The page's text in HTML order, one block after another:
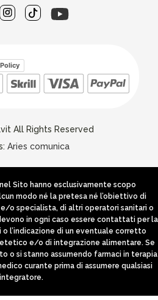
All Rights Reserved
Aries comunica
Sito hanno esclusivamente scopo
modo né la pretesa né l’obiettivo di
o specialista, di altri operatori sanitari o
in ogni caso essere contattati per la
o l’indicazione di un eventuale corretto
e/o di integrazione alimentare. Se
o si stanno assumendo farmaci in terapia
curante prima di assumere qualsiasi
integratore.